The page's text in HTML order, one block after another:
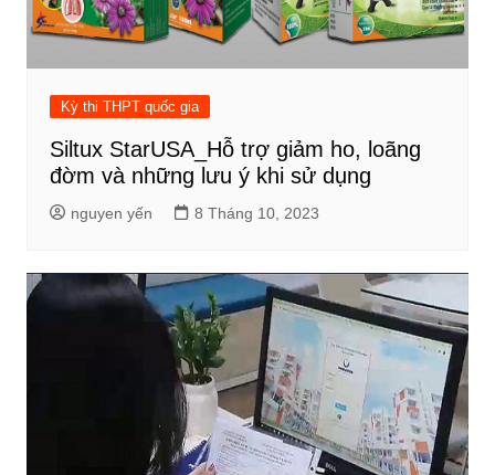
Kỳ thi THPT quốc gia
Siltux StarUSA_Hỗ trợ giảm ho, loãng
đờm và những lưu ý khi sử dụng
nguyen yến 8 Tháng 10, 2023